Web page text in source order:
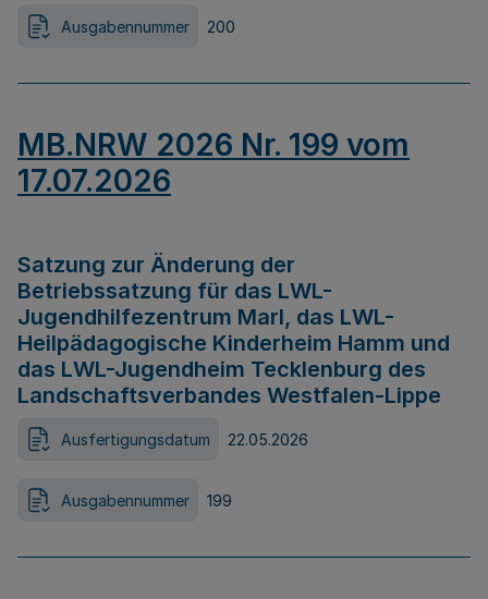
Ausgabennummer 200
MB.NRW 2026 Nr. 199 vom
17.07.2026
Satzung zur Änderung der
Betriebssatzung für das LWL-
Jugendhilfezentrum Marl, das LWL-
Heilpädagogische Kinderheim Hamm und
das LWL-Jugendheim Tecklenburg des
Landschaftsverbandes Westfalen-Lippe
Ausfertigungsdatum 22.05.2026
Ausgabennummer 199